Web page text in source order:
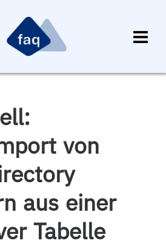
von
aus einer
Tabelle